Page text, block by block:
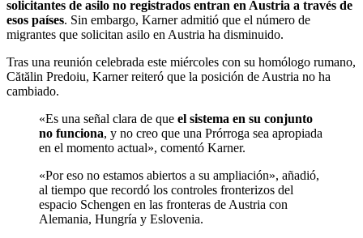
solicitantes de asilo no registrados entran en Austria a través de
esos países. Sin embargo, Karner admitió que el número de
migrantes que solicitan asilo en Austria ha disminuido.
Tras una reunión celebrada este miércoles con su homólogo rumano,
Cătălin Predoiu, Karner reiteró que la posición de Austria no ha
cambiado.
«Es una señal clara de que el sistema en su conjunto
no funciona, y no creo que una Prórroga sea apropiada
en el momento actual», comentó Karner.
«Por eso no estamos abiertos a su ampliación», añadió,
al tiempo que recordó los controles fronterizos del
espacio Schengen en las fronteras de Austria con
Alemania, Hungría y Eslovenia.